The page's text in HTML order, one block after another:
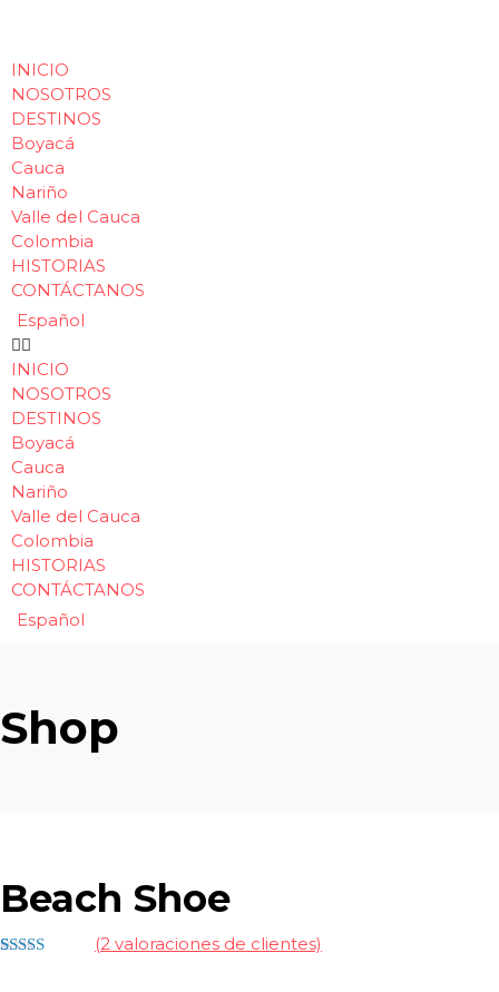
INICIO
NOSOTROS
DESTINOS
Boyacá
Cauca
Nariño
Valle del Cauca
Colombia
HISTORIAS
CONTÁCTANOS
Español
INICIO
NOSOTROS
DESTINOS
Boyacá
Cauca
Nariño
Valle del Cauca
Colombia
HISTORIAS
CONTÁCTANOS
Español
Shop
Beach Shoe
(2 valoraciones de clientes)